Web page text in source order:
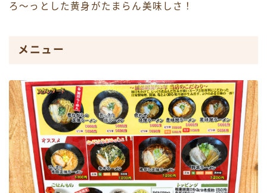
ろ〜っとした黄身がたまらん美味しさ！
メニュー